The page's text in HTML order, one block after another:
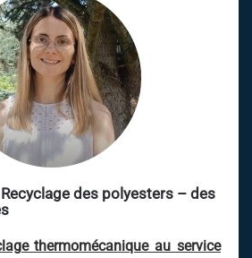
Recyclage des polyesters – des
thermomécanique au service